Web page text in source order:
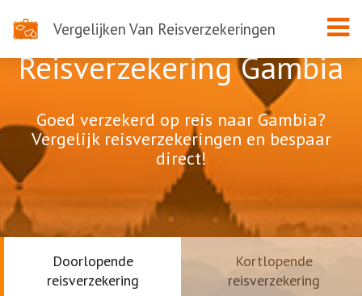
Vergelijken Van Reisverzekeringen
Reisverzekering Gambia
Goed verzekerd op reis naar Gambia?
Vergelijk reisverzekeringen en bespaar
direct!
Doorlopende
reisverzekering
Kortlopende
reisverzekering